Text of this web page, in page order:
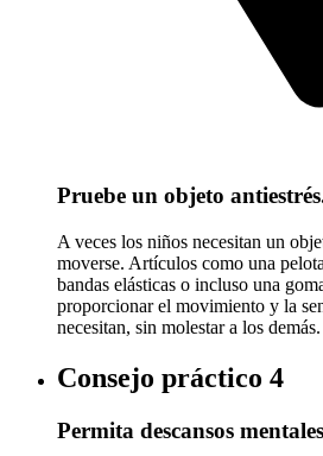
Pruebe un objeto
A veces los niños necesitan un
moverse. Artículos como una
bandas elásticas o incluso una
proporcionar el movimiento y la
necesitan, sin molestar a los demás.
Consejo práctico 4
Permita descansos